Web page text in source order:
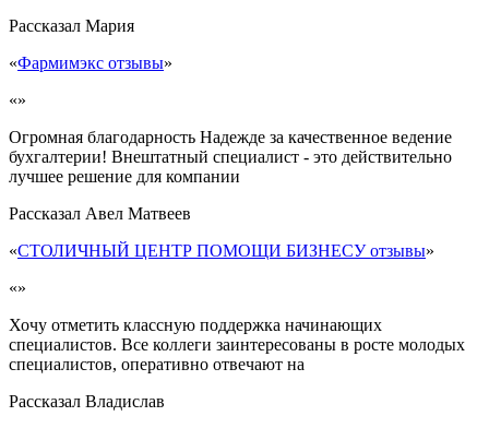
Рассказал Мария
«Фармимэкс отзывы»
«»
Огромная благодарность Надежде за качественное ведение
бухгалтерии! Внештатный специалист - это действительно
лучшее решение для компании
Рассказал Авел Матвеев
«СТОЛИЧНЫЙ ЦЕНТР ПОМОЩИ БИЗНЕСУ отзывы»
«»
Хочу отметить классную поддержка начинающих
специалистов. Все коллеги заинтересованы в росте молодых
специалистов, оперативно отвечают на
Рассказал Владислав